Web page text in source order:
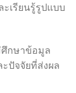
เรียนรู้รูปแบบ
กษาข้อมูล
ปัจจัยที่ส่งผล